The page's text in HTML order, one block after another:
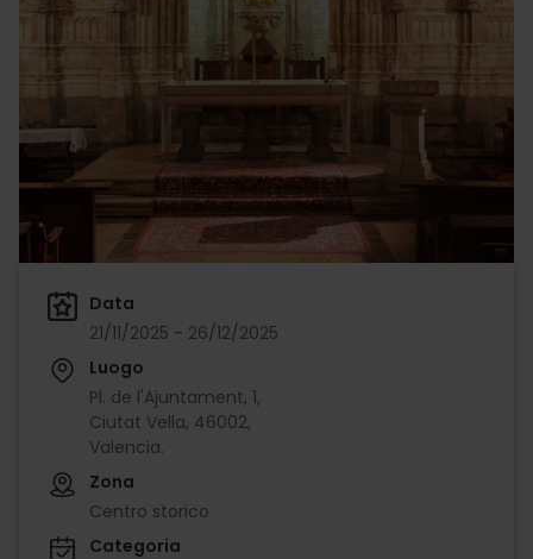
Data
21/11/2025 - 26/12/2025
Luogo
Pl. de l'Ajuntament, 1,
Ciutat Vella, 46002,
Valencia.
Zona
Centro storico
Categoria